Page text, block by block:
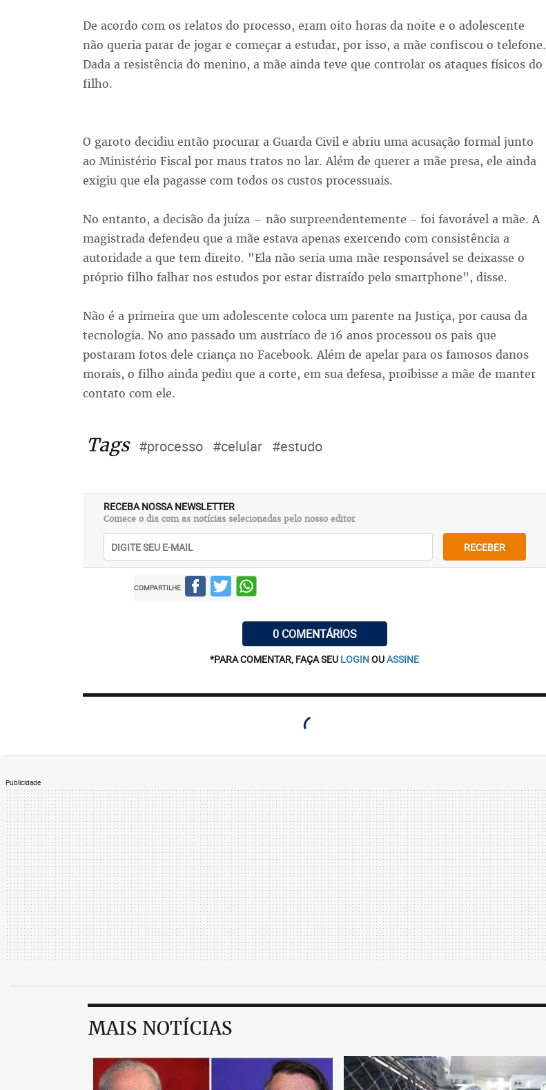
De acordo com os relatos do processo, eram oito horas da noite e o adolescente
não queria parar de jogar e começar a estudar, por isso, a mãe confiscou o telefone.
Dada a resistência do menino, a mãe ainda teve que controlar os ataques físicos do
filho.
O garoto decidiu então procurar a Guarda Civil e abriu uma acusação formal junto
ao Ministério Fiscal por maus tratos no lar. Além de querer a mãe presa, ele ainda
exigiu que ela pagasse com todos os custos processuais.
No entanto, a decisão da juíza – não surpreendentemente - foi favorável a mãe. A
magistrada defendeu que a mãe estava apenas exercendo com consistência a
autoridade a que tem direito. "Ela não seria uma mãe responsável se deixasse o
próprio filho falhar nos estudos por estar distraído pelo smartphone", disse.
Não é a primeira que um adolescente coloca um parente na Justiça, por causa da
tecnologia. No ano passado um austríaco de 16 anos processou os pais que
postaram fotos dele criança no Facebook. Além de apelar para os famosos danos
morais, o filho ainda pediu que a corte, em sua defesa, proibisse a mãe de manter
contato com ele.
Tags #processo #celular #estudo
RECEBA NOSSA NEWSLETTER
Comece o dia com as notícias selecionadas pelo nosso editor
RECEBER
COMPARTILHE
0 COMENTÁRIOS
*PARA COMENTAR, FAÇA SEU LOGINOUASSINE
Publicidade
MAIS NOTÍCIAS